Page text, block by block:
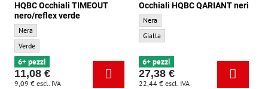
HQBC Occhiali TIMEOUT
nero/reflex verde
HQBC Occhiali TIMEOUT nero/reflex verde - Colore di base:
Nera
HQBC Occhiali TIMEOUT nero/reflex verde - Colore secondario:
Verde
6+ pezzi
11,08 €
9,09 € escl. IVA
Occhiali HQBC QARIANT neri
Occhiali HQBC QARIANT neri - Colore di
Nera
Occhiali HQBC QARIANT neri - Colore
Gialla
6+ pezzi
27,38 €
22,44 € escl. IVA